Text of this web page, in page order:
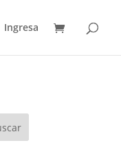
Ingresa